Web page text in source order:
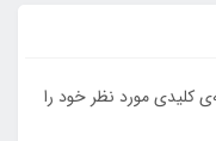
کلیدی مورد نظر خود را